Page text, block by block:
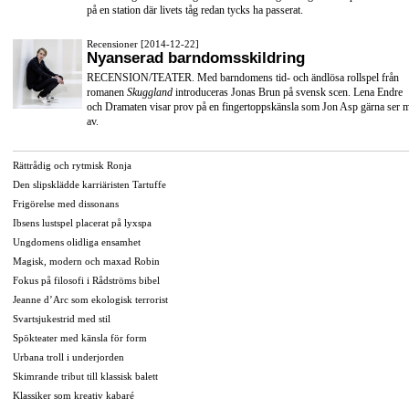
på en station där livets tåg redan tycks ha passerat.
Recensioner [2014-12-22]
Nyanserad barndomsskildring
RECENSION/TEATER. Med barndomens tid- och ändlösa rollspel från
romanen Skuggland introduceras Jonas Brun på svensk scen. Lena Endre
och Dramaten visar prov på en fingertoppskänsla som Jon Asp gärna ser
av.
Rättrådig och rytmisk Ronja
Den slipsklädde karriäristen Tartuffe
Frigörelse med dissonans
Ibsens lustspel placerat på lyxspa
Ungdomens olidliga ensamhet
Magisk, modern och maxad Robin
Fokus på filosofi i Rådströms bibel
Jeanne d’Arc som ekologisk terrorist
Svartsjukestrid med stil
Spökteater med känsla för form
Urbana troll i underjorden
Skimrande tribut till klassisk balett
Klassiker som kreativ kabaré